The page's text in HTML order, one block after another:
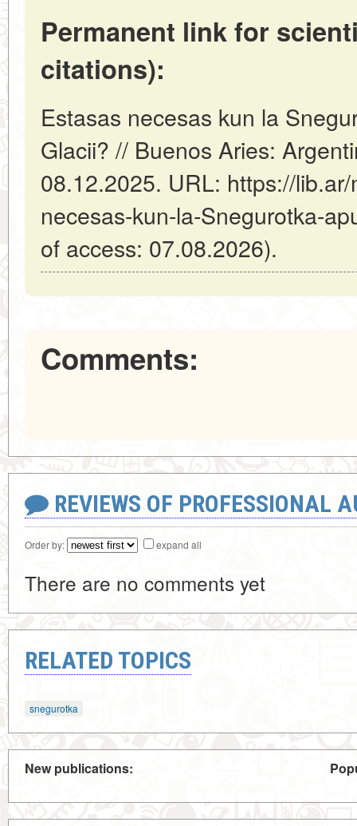
Permanent link for
citations):
Estasas necesas kun la
Glacii? // Buenos Aries:
08.12.2025. URL: https://
necesas-kun-la-Snegurotka-
of access: 07.08.2026).
Comments:
REVIEWS OF PROFESSIONAL
Order by: expand all
There are no comments yet
RELATED TOPICS
snegurotka
New publications: